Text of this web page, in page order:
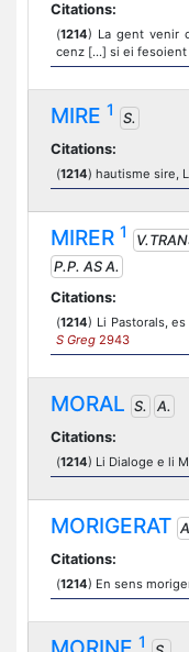
Citations:
(1214) La gent venir
cenz [...] si ei
MIRE 1
S.
Citations:
(1214) hautisme sire,
MIRER 1
P.P. AS A.
Citations:
(1214) Li Pastorals,
S Greg 2943
MORAL S.
A.
Citations:
(1214) Li Dialoge e li
MORIGERAT
Citations:
(1214) En sens
1